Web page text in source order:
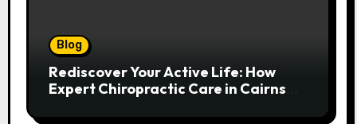
Blog
Rediscover Your Active Life: How
Expert Chiropractic Care in Cairns